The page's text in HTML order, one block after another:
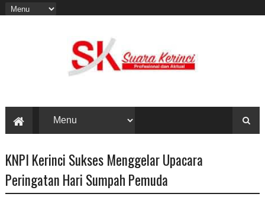
KNPI Kerinci Sukses Menggelar Upacara
Peringatan Hari Sumpah Pemuda